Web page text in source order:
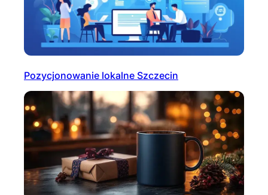
Pozycjonowanie lokalne Szczecin